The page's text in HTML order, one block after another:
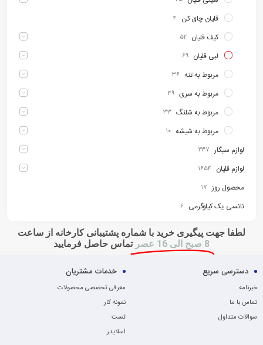
قلیان چاق کن ۴
کیف قلیان ۵۲
لبی قلیان ۶۹
مربوط به تنه ۳۶
مربوط به سری ۴۹
مربوط به شلنگ ۳۳
مربوط به شیشه ۱۰
لوازم سیگار ۲۳۷
لوازم قلیان ۱۶۵۴
محصول روز ۱۷
نانسی یک کیلوگرمی ۶
لطفا جهت پیگیری خرید با شماره پشتیبانی کارخانه از ساعت
8 صبح الی 16 عصر
تماس حاصل فرمایید
دسترسی سریع
خبرنامه
تماس با ما
سوالات متداول
خدمات مشتریان
معرفی تخصصی محصولات
نمونه کار
تست
اسلایدر